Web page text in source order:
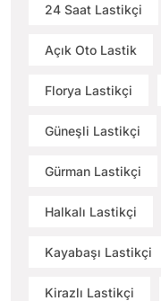
24 Saat Lastikçi
Açık Oto Lastik
Florya Lastikçi
Güneşli Lastikçi
Gürman Lastikçi
Halkalı Lastikçi
Kayabaşı Lastikçi
Kirazlı Lastikçi